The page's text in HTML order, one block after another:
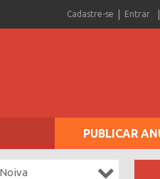
Cadastre-se Entrar
PUBLICAR